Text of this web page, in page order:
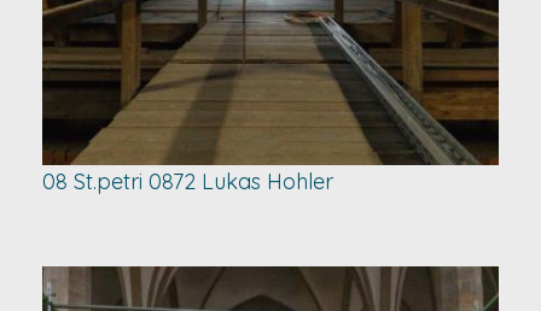
08 St.petri 0872 Lukas Hohler